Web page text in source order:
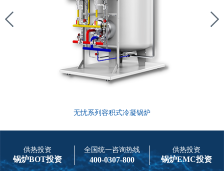
无忧系列容积式冷凝锅炉
供热投资
锅炉BOT投资
全国统一咨询热线
400-0307-800
供热投资
锅炉EMC投资